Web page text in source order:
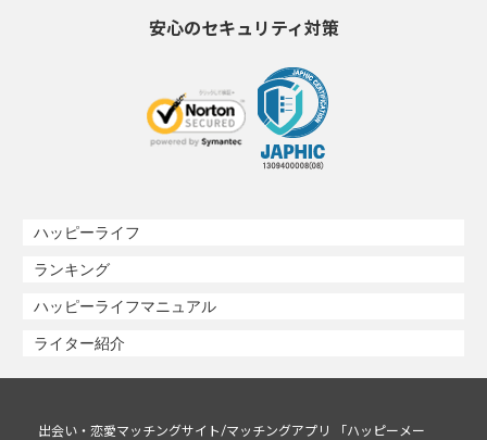
安心のセキュリティ対策
ハッピーライフ
ランキング
ハッピーライフマニュアル
ライター紹介
出会い・恋愛マッチングサイト/マッチングアプリ 「ハッピーメー